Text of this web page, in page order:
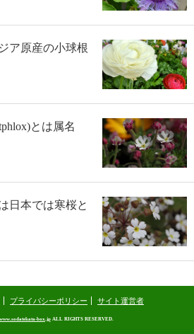
ア原産の小球根
とは属名
日本では寒桜と
プライバシーポリシー サイト運営者
www.sodatekata-box.jpALL RIGHTS RESERVED.